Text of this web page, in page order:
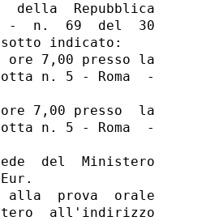
della  Repubblica
-  n.  69  del  30
sotto indicato:
ore 7,00 presso la
n. 5 - Roma  -
7,00 presso  la
n. 5 - Roma  -
del  Ministero
alla  prova  orale
all'indirizzo